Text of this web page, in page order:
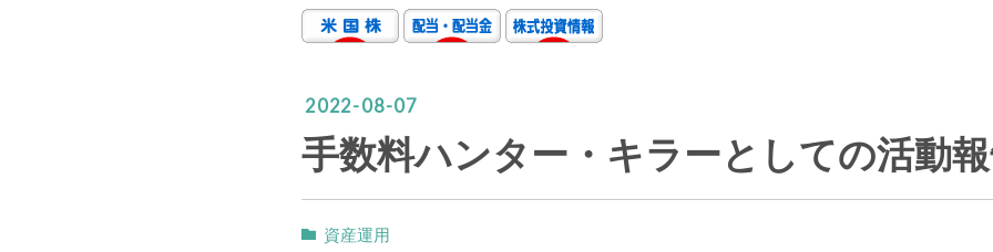
2022-08-07
手数料ハンター・キラーとしての活動
資産運用